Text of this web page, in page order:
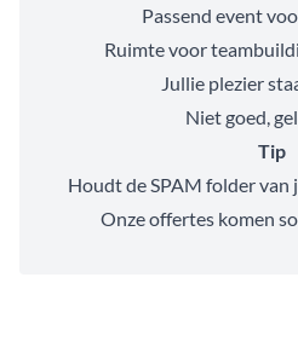
Passend event
Ruimte voor
Jullie plezier
Niet goed,
Tip
Houdt de SPAM folder van
Onze offertes komen